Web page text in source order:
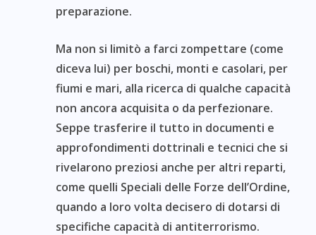
preparazione.
Ma non si limitò a farci zompettare (come
diceva lui) per boschi, monti e casolari, per
fiumi e mari, alla ricerca di qualche capacità
non ancora acquisita o da perfezionare.
Seppe trasferire il tutto in documenti e
approfondimenti dottrinali e tecnici che si
rivelarono preziosi anche per altri reparti,
come quelli Speciali delle Forze dell’Ordine,
quando a loro volta decisero di dotarsi di
specifiche capacità di antiterrorismo.